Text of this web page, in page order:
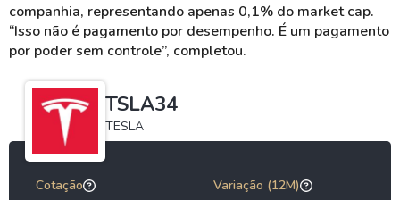
companhia, representando apenas 0,1% do market cap.
“Isso não é pagamento por desempenho. É um pagamento
por poder sem controle”, completou.
TSLA34
TESLA
Cotação Variação (12M)